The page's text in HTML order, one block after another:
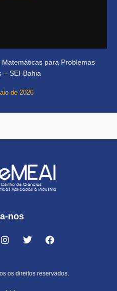
Matemáticas para Problemas
– SEI-Bahia
de 2026
nos
os direitos reservados.